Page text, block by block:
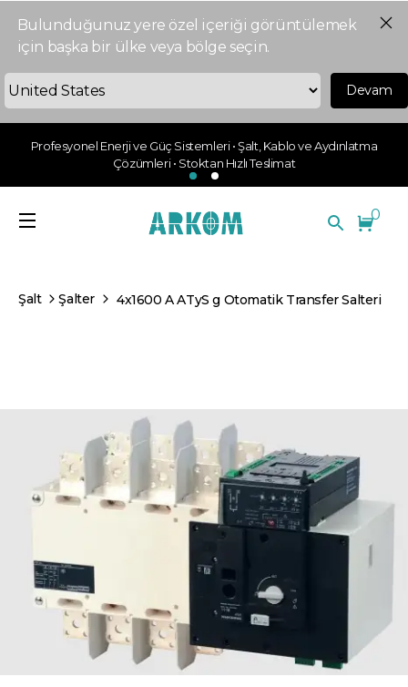
Bulunduğunuz yere özel içeriği görüntülemek
için başka bir ülke veya bölge seçin.
Devam
Profesyonel Enerji ve Güç Sistemleri • Şalt, Kablo ve Aydınlatma
Çözümleri • Stoktan Hızlı Teslimat
0
Şalt Şalter 4x1600 A ATyS g Otomatik Transfer Salteri